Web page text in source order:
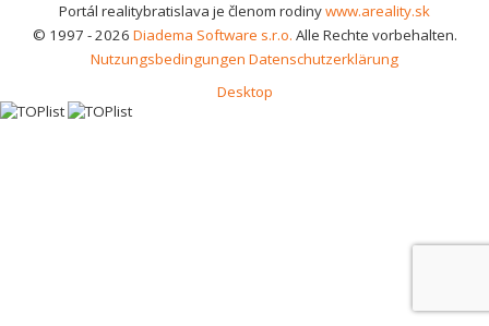
Portál realitybratislava je členom rodinywww.areality.sk
© 1997 - 2026 Diadema Software s.r.o. Alle Rechte vorbehalten.
Nutzungsbedingungen Datenschutzerklärung
Desktop